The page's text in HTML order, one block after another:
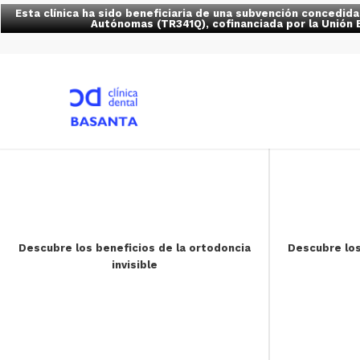
Esta clínica ha sido beneficiaria de una subvención
Autónomas (TR341Q), cofinanciada por la
Descubre los beneficios de la ortodoncia
invisible
Descubre